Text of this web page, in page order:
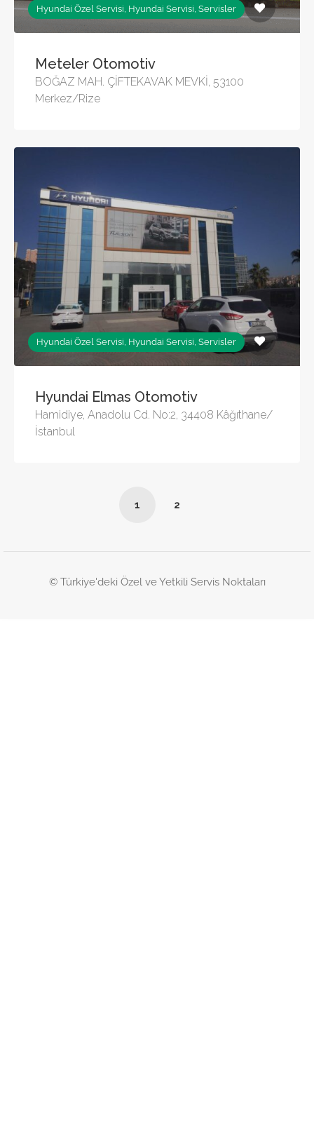
Hyundai Özel Servisi, Hyundai Servisi, Servisler
Meteler Otomotiv
BOĞAZ MAH. ÇİFTEKAVAK MEVKİ, 53100
Merkez/Rize
Hyundai Özel Servisi, Hyundai Servisi, Servisler
Hyundai Elmas Otomotiv
Hamidiye, Anadolu Cd. No:2, 34408 Kâğıthane/
İstanbul
1 2
© Türkiye'deki Özel ve Yetkili Servis Noktaları